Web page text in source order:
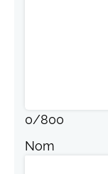
0/800
Nom